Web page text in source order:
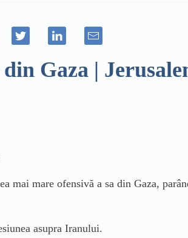
Gaza |
mai mare ofensivă a sa din Gaza,
asupra Iranului.